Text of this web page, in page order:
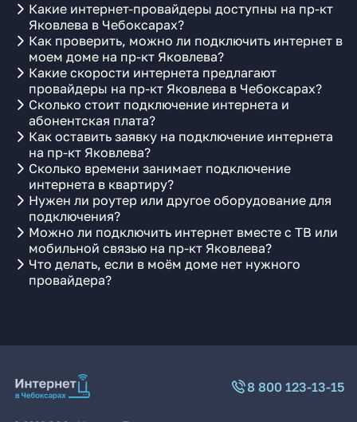
Какие интернет-провайдеры доступны на пр-кт
Яковлева в Чебоксарах?
Как проверить, можно ли подключить интернет в
моем доме на пр-кт Яковлева?
Какие скорости интернета предлагают
провайдеры на пр-кт Яковлева в Чебоксарах?
Сколько стоит подключение интернета и
абонентская плата?
Как оставить заявку на подключение интернета
на пр-кт Яковлева?
Сколько времени занимает подключение
интернета в квартиру?
Нужен ли роутер или другое оборудование для
подключения?
Можно ли подключить интернет вместе с ТВ или
мобильной связью на пр-кт Яковлева?
Что делать, если в моём доме нет нужного
провайдера?
8 800 123-13-15